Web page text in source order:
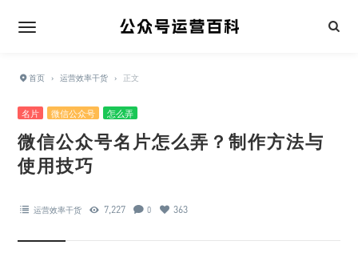
首页 › 运营效率干货 › 正文
名片 微信公众号 怎么弄
微信公众号名片怎么弄？制作方法与
使用技巧
运营效率干货 7,227 0 363